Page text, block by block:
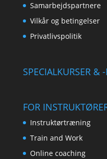
Samarbejdspartnere
Vilkår og betingelser
Privatlivspolitik
SPECIALKURSER &
FOR
Instruktørtræning
Train and Work
Online coaching